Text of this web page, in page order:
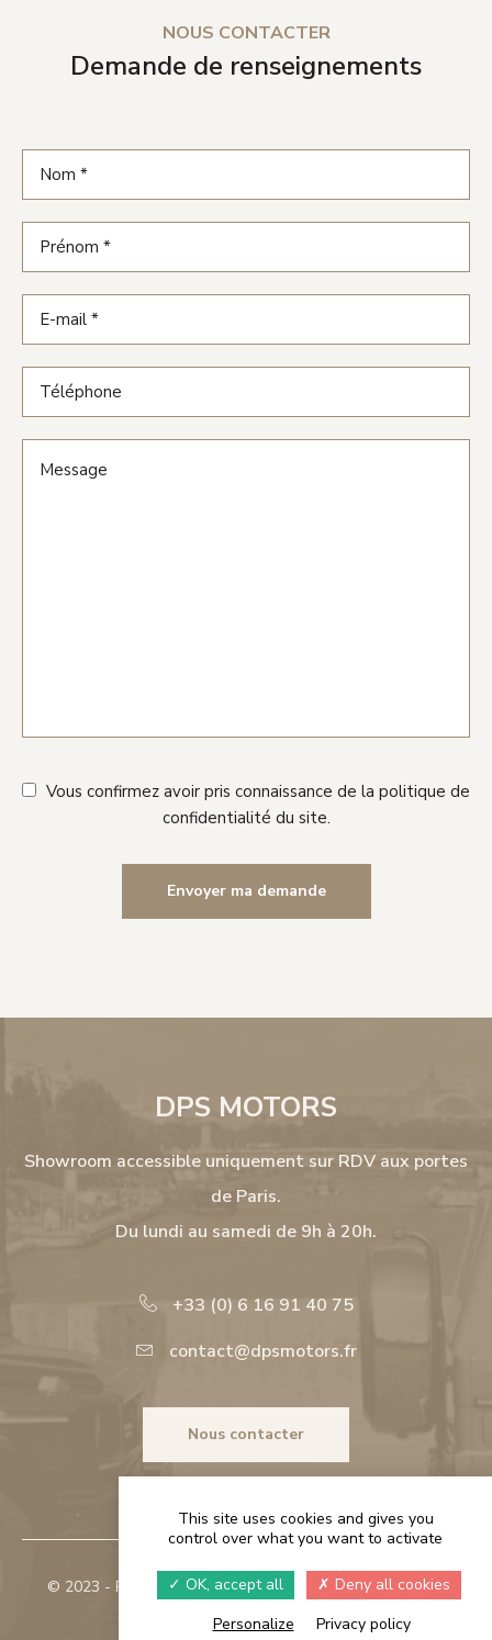
NOUS CONTACTER
Demande de renseignements
Vous confirmez avoir pris connaissance de la politique de
confidentialité du site.
DPS MOTORS
Showroom accessible uniquement sur RDV aux portes
de Paris.
Du lundi au samedi de 9h à 20h.
+33 (0) 6 16 91 40 75
contact@dpsmotors.fr
Nous contacter
© 2023 - Réalisé parNavie|Politique de confidentialité|
Cookies
This site uses cookies and gives you
control over what you want to activate
OK, accept all
Deny all cookies
Personalize
Privacy policy